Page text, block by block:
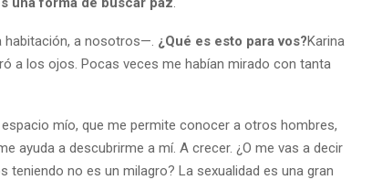
habitación, a nosotros—. ¿Qué es esto para vos?Karina
a los ojos. Pocas veces me habían mirado con tanta
espacio mío, que me permite conocer a otros hombres,
ayuda a descubrirme a mí. A crecer. ¿O me vas a decir
teniendo no es un milagro? La sexualidad es una gran